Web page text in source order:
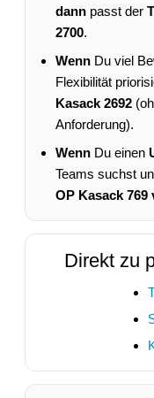
dann passt der
2700.
Wenn Du viel
Flexibilität
Kasack 2692
Anforderung).
Wenn Du einen
Teams suchst
OP Kasack 769
Direkt zu